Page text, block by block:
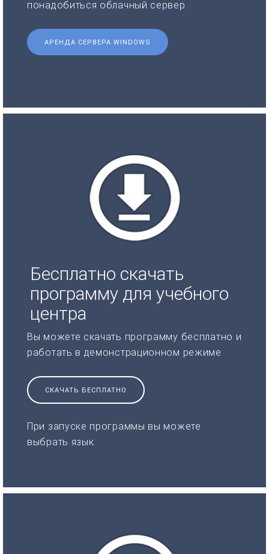
понадобиться облачный сервер.
АРЕНДА СЕРВЕРА WINDOWS
Бесплатно скачать
программу для учебного
центра
Вы можете скачать программу бесплатно и
работать в демонстрационном режиме
СКАЧАТЬ БЕСПЛАТНО
При запуске программы вы можете
выбрать язык.